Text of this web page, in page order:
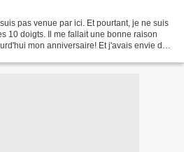
pas venue par ici. Et pourtant, je ne suis
10 doigts. Il me fallait une bonne raison
mon anniversaire! Et j'avais envie de